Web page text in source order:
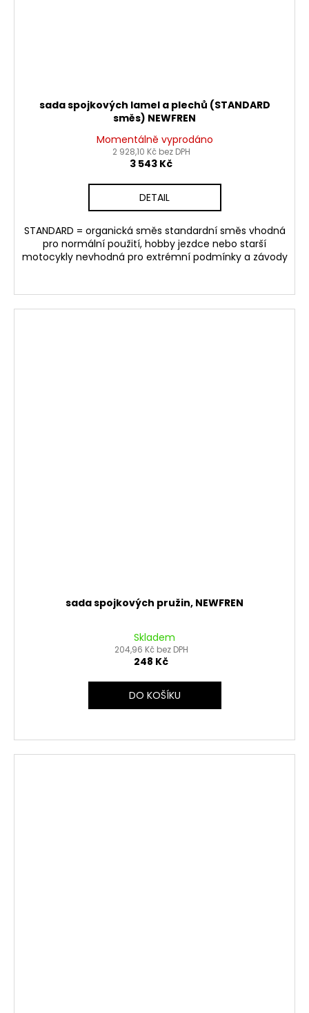
sada spojkových lamel a plechů (STANDARD
směs) NEWFREN
Momentálně vyprodáno
2 928,10 Kč bez DPH
3 543 Kč
DETAIL
STANDARD = organická směs standardní směs vhodná
pro normální použití, hobby jezdce nebo starší
motocykly nevhodná pro extrémní podmínky a závody
sada spojkových pružin, NEWFREN
Skladem
204,96 Kč bez DPH
248 Kč
DO KOŠÍKU